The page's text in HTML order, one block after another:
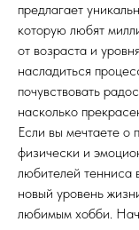
предлагает
которую любят
от возраста и
насладиться
почувствовать
насколько
Если вы мечтаете о
физически и
любителей тенниса
новый уровень
любимым хобби.